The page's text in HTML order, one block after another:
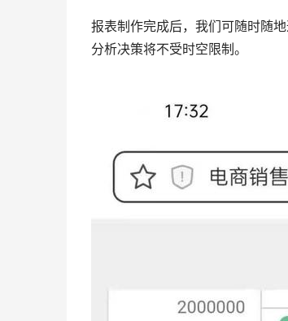
报表制作完成后，我们可随时随
分析决策将不受时空限制。